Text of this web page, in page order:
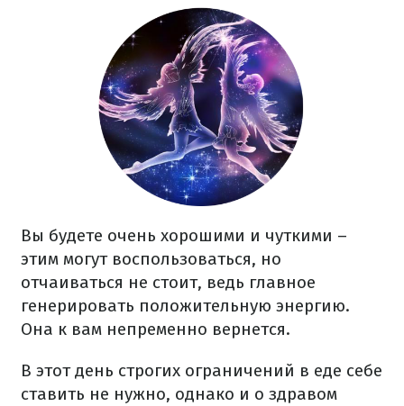
Вы будете очень хорошими и чуткими –
этим могут воспользоваться, но
отчаиваться не стоит, ведь главное
генерировать положительную энергию.
Она к вам непременно вернется.
В этот день строгих ограничений в еде себе
ставить не нужно, однако и о здравом